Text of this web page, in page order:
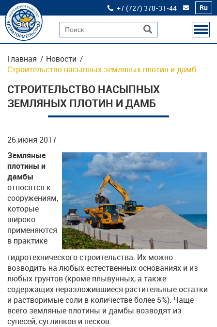
+7 (727) 378‒31‒44
ems-
Ru
ГЛАВНАЯ
О КОМПАНИИ
АРЕНДА ТЕХНИКИ
ОБЪЕКТЫ
Главная
Новости
Строительство насыпных земляных плотин и дамб
СТРОИТЕЛЬСТВО НАСЫПНЫХ
ЗЕМЛЯНЫХ ПЛОТИН И ДАМБ
26 июня 2017
Земляные
плотины и
дамбы
относятся к
сооружениям,
которые
широко
применяются
в практике
гидротехнического строительства. Их можно
возводить на любых естественных основаниях и из
любых грунтов (кроме плывунных, а также
содержащих неразложившиеся растительные остатки
и растворимые соли в количестве более 5%). Чаще
всего земляные плотины и дамбы возводят из
супесей, суглинков и песков.